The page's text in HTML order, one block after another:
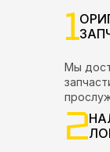
1
Мы
2